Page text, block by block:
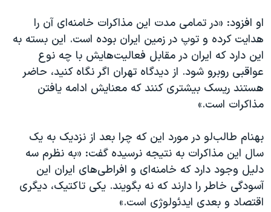
او افزود: «در تمامی مدت این مذاکرات خامنه‌ای آن را
هدایت کرده و توپ در زمین ایران بوده است. این بسته به
این دارد که ایران در مقابل فعالیت‌هایش با چه نوع
عواقبی روبرو شود. از دیدگاه تهران اگر نگاه کنید، حاضر
هستند ریسک بیشتری کنند که معنایش ادامه یافتن
مذاکرات است.»
بهنام طالب‌لو در مورد این که چرا بعد از نزدیک به یک
سال این مذاکرات به نتیجه نرسیده گفت: «به نظرم سه
دلیل وجود دارد که خامنه‌ای و افراطی‌های ایران این
آسودگی خاطر را دارند که نه بگویند. یکی تاکتیک، دیگری
اقتصاد و بعدی ایدئولوژی است.»